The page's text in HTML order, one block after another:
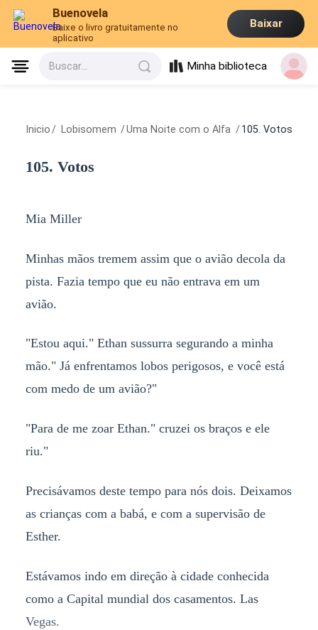
Buenovela
Baixe o livro gratuitamente no
aplicativo
Baixar
Buscar... Minha biblioteca
Inicio / Lobisomem /Uma Noite com o Alfa / 105. Votos
105. Votos
Mia Miller
Minhas mãos tremem assim que o avião decola da
pista. Fazia tempo que eu não entrava em um
avião.
"Estou aqui." Ethan sussurra segurando a minha
mão." Já enfrentamos lobos perigosos, e você está
com medo de um avião?"
"Para de me zoar Ethan." cruzei os braços e ele
riu."
Precisávamos deste tempo para nós dois. Deixamos
as crianças com a babá, e com a supervisão de
Esther.
Estávamos indo em direção à cidade conhecida
como a Capital mundial dos casamentos. Las
Vegas.